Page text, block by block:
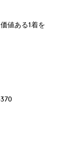
値ある1着を